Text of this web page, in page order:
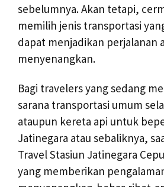
sebelumnya. Akan tetapi,
memilih jenis transportasi
dapat menjadikan perjalanan
menyenangkan.
Bagi travelers yang sedang
sarana transportasi umum
ataupun kereta api untuk
Jatinegara atau sebaliknya,
Travel Stasiun Jatinegara
yang memberikan